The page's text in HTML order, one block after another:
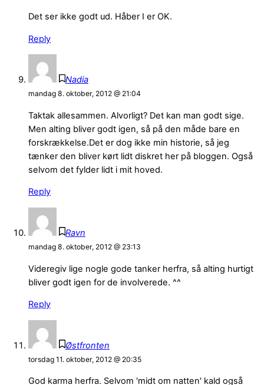
Det ser ikke godt ud. Håber I er OK.
Reply
Nadia
mandag 8. oktober, 2012 @ 21:04
Taktak allesammen. Alvorligt? Det kan man godt sige.
Men alting bliver godt igen, så på den måde bare en
forskrækkelse.Det er dog ikke min historie, så jeg
tænker den bliver kørt lidt diskret her på bloggen. Også
selvom det fylder lidt i mit hoved.
Reply
Ravn
mandag 8. oktober, 2012 @ 23:13
Videregiv lige nogle gode tanker herfra, så alting hurtigt
bliver godt igen for de involverede. ^^
Reply
Østfronten
torsdag 11. oktober, 2012 @ 20:35
God karma herfra. Selvom 'midt om natten' kald også